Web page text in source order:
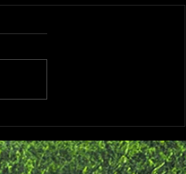
キッズトレーニング再開しま
９：００～１０：３０ ★以前お
が異なりますのでご注意ください
★